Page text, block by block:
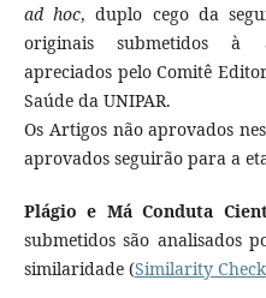
ad hoc, duplo cego da
originais submetidos à
apreciados pelo Comitê
Saúde da UNIPAR.
Os Artigos não aprovados
aprovados seguirão para a
Plágio e Má Conduta
submetidos são analisados
similaridade (Similarity Check